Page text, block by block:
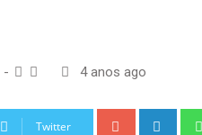
- 4 anos ago
Twitter Google+